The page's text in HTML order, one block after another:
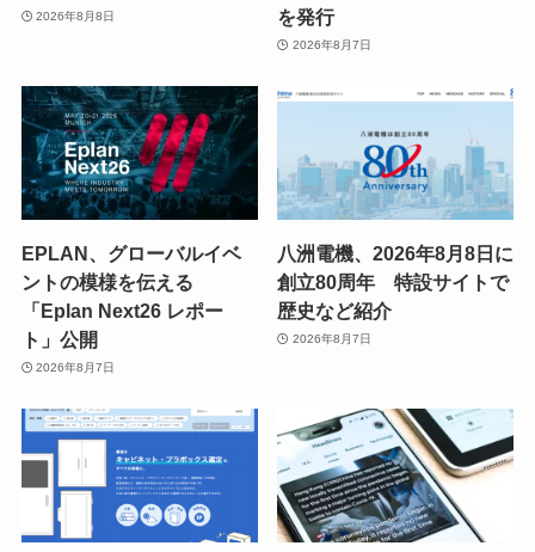
2026年8月8日
を発行
2026年8月7日
EPLAN、グローバルイベ
ントの模様を伝える
「Eplan Next26 レポー
ト」公開
2026年8月7日
八洲電機、2026年8月8日に
創立80周年 特設サイトで
歴史など紹介
2026年8月7日